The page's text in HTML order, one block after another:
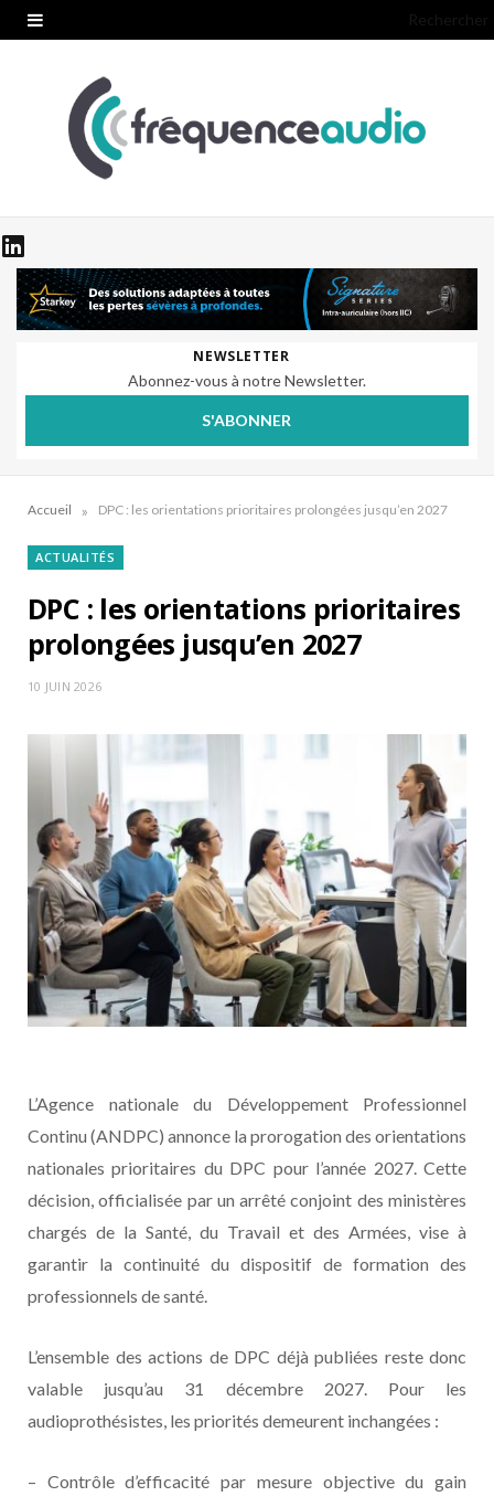
NEWSLETTER
Abonnez-vous à notre Newsletter.
S'ABONNER
Accueil » DPC : les orientations prioritaires prolongées jusqu’en 2027
ACTUALITÉS
DPC : les orientations prioritaires
prolongées jusqu’en 2027
10 JUIN 2026
L’Agence nationale du Développement Professionnel
Continu (ANDPC) annonce la prorogation des orientations
nationales prioritaires du DPC pour l’année 2027. Cette
décision, officialisée par un arrêté conjoint des ministères
chargés de la Santé, du Travail et des Armées, vise à
garantir la continuité du dispositif de formation des
professionnels de santé.
L’ensemble des actions de DPC déjà publiées reste donc
valable jusqu’au 31 décembre 2027. Pour les
audioprothésistes, les priorités demeurent inchangées :
– Contrôle d’efficacité par mesure objective du gain